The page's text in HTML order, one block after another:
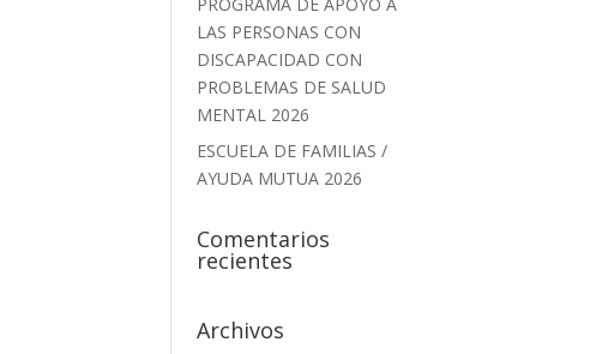
LAS PERSONAS CON
DISCAPACIDAD CON
PROBLEMAS DE SALUD
MENTAL 2026
ESCUELA DE FAMILIAS /
AYUDA MUTUA 2026
Comentarios
recientes
Archivos